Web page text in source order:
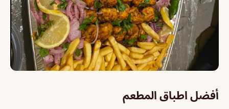
أفضل اطباق المطعم